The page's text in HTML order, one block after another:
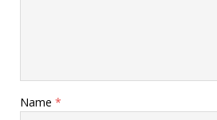
Name *